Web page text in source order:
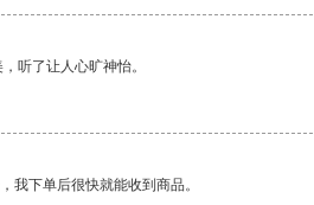
听了让人心旷神怡。
我下单后很快就能收到商品。